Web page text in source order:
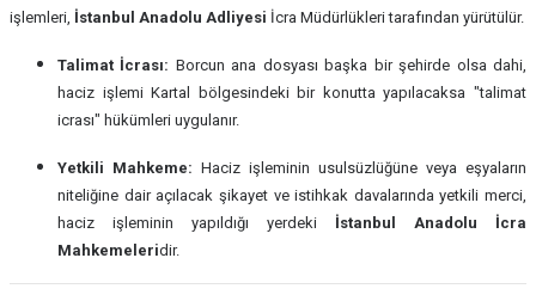
işlemleri, İstanbul Anadolu Adliyesi İcra Müdürlükleri tarafından yürütülür.
Talimat İcrası: Borcun ana dosyası başka bir şehirde olsa dahi,
haciz işlemi Kartal bölgesindeki bir konutta yapılacaksa "talimat
icrası" hükümleri uygulanır.
Yetkili Mahkeme: Haciz işleminin usulsüzlüğüne veya eşyaların
niteliğine dair açılacak şikayet ve istihkak davalarında yetkili merci,
haciz işleminin yapıldığı yerdeki İstanbul Anadolu İcra
Mahkemeleridir.